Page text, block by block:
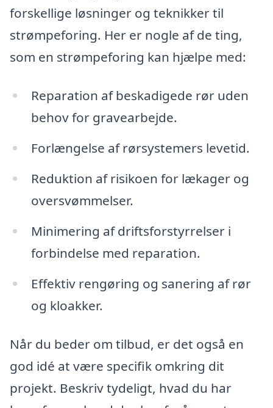
forskellige løsninger og teknikker til
strømpeforing. Her er nogle af de ting,
som en strømpeforing kan hjælpe med:
Reparation af beskadigede rør uden
behov for gravearbejde.
Forlængelse af rørsystemers levetid.
Reduktion af risikoen for lækager og
oversvømmelser.
Minimering af driftsforstyrrelser i
forbindelse med reparation.
Effektiv rengøring og sanering af rør
og kloakker.
Når du beder om tilbud, er det også en
god idé at være specifik omkring dit
projekt. Beskriv tydeligt, hvad du har